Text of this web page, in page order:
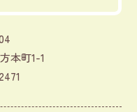
本町1-1